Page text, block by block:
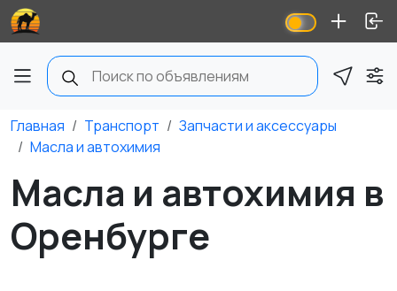
Главная Транспорт
Запчасти и аксессуары
Масла и автохимия
Масла и автохимия в
Оренбурге